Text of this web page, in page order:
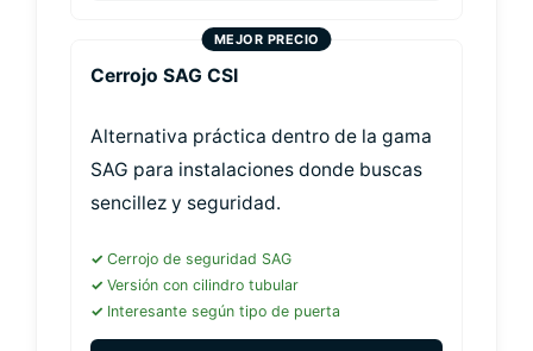
Cerrojo SAG CSI
Alternativa práctica dentro de la gama
SAG para instalaciones donde buscas
sencillez y seguridad.
Cerrojo de seguridad SAG
Versión con cilindro tubular
Interesante según tipo de puerta